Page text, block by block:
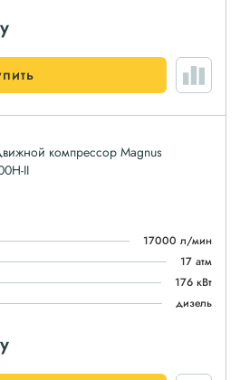
компрессор Magnus
II
17000 л/мин
17 атм
176 кВт
дизель